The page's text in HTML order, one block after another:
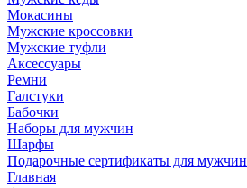
Мокасины
Мужские кроссовки
Мужские туфли
Аксессуары
Ремни
Галстуки
Бабочки
Наборы для мужчин
Шарфы
Подарочные сертификаты для мужчин
Главная